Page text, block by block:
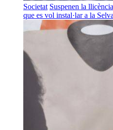
Societat Suspenen la
que es vol instal·lar a la